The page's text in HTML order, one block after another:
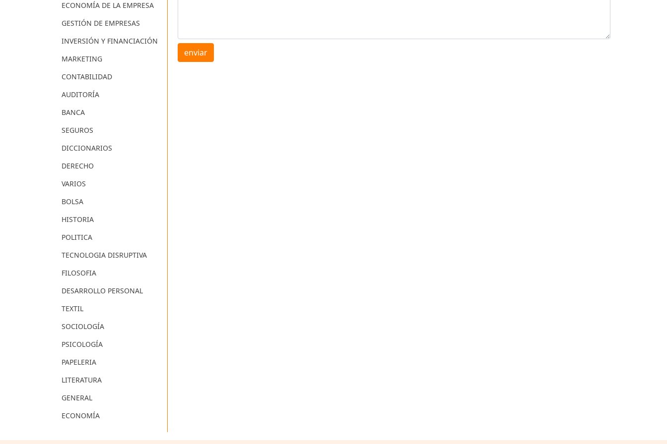
ECONOMÍA DE LA EMPRESA
GESTIÓN DE EMPRESAS
INVERSIÓN Y FINANCIACIÓN
MARKETING
CONTABILIDAD
AUDITORÍA
BANCA
SEGUROS
DICCIONARIOS
DERECHO
VARIOS
BOLSA
HISTORIA
POLITICA
TECNOLOGIA DISRUPTIVA
FILOSOFIA
DESARROLLO PERSONAL
TEXTIL
SOCIOLOGÍA
PSICOLOGÍA
PAPELERIA
LITERATURA
GENERAL
ECONOMÍA
enviar